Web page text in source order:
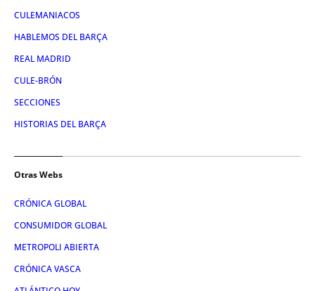
CULEMANIACOS
HABLEMOS DEL BARÇA
REAL MADRID
CULE-BRÓN
SECCIONES
HISTORIAS DEL BARÇA
Otras Webs
CRÓNICA GLOBAL
CONSUMIDOR GLOBAL
METROPOLI ABIERTA
CRÓNICA VASCA